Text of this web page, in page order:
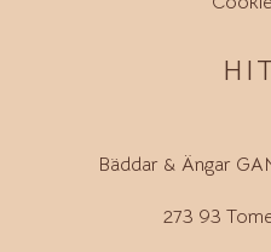
Bäddar & Ängar
273 93